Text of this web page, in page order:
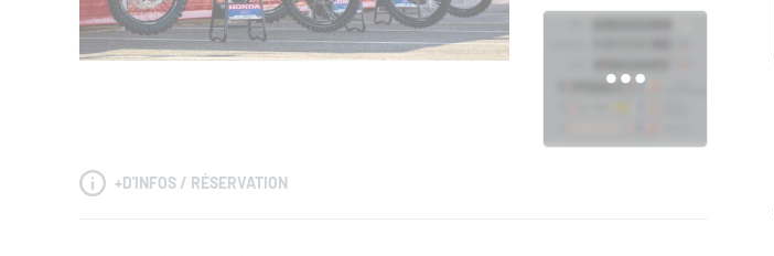
+D'INFOS / RÉSERVATION